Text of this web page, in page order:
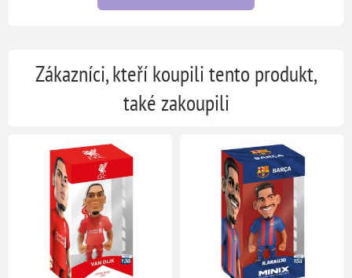
Zákazníci, kteří koupili tento produkt,
také zakoupili